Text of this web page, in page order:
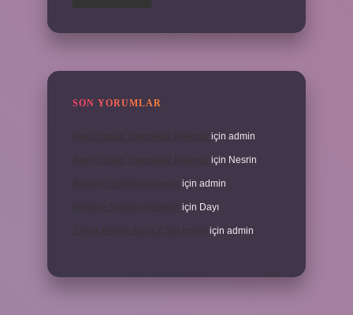
SON YORUMLAR
için admin
için Nesrin
için admin
için Dayı
1 Aylık Bebek Kaç Cc Süt Içmeli için admin